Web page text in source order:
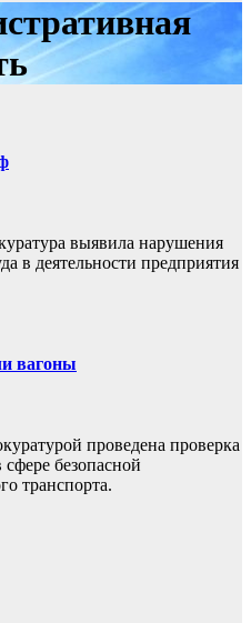
выявила нарушения
в деятельности предприятия
вагоны
проведена проверка
сфере безопасной
транспорта.